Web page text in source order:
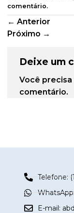
comentário.
← Anterior
Próximo →
Deixe um
Você precisa
comentário.
Telefone:
E-mail: